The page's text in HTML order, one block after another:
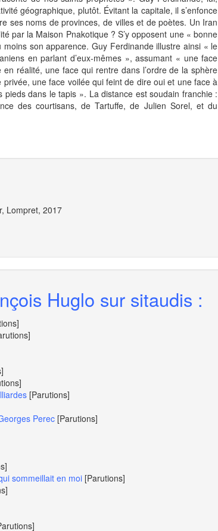
géographique, plutôt. Évitant la capitale, il s’enfonce
ses noms de provinces, de villes et de poètes. Un Iran
par la Maison Pnakotique ? S’y opposent une « bonne
son apparence. Guy Ferdinande illustre ainsi « le
en parlant d’eux-mêmes », assumant « une face
réalité, une face qui rentre dans l’ordre de la sphère
une face voilée qui feint de dire oui et une face à
dans le tapis ». La distance est soudain franchie :
des courtisans, de Tartuffe, de Julien Sorel, et du
Lompret, 2017
Huglo sur sitaudis :
[Parutions]
Perec [Parutions]
sommeillait en moi [Parutions]